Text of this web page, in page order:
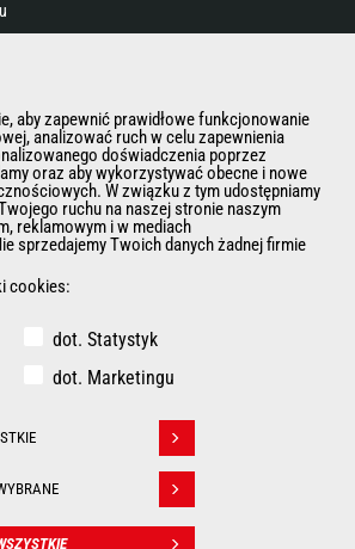
and Conditions of Sale
MANITOU
Machines
Informacje Politique de protection
aby zapewnić prawidłowe funkcjonowanie
analizować ruch w celu zapewnienia
doświadczenia poprzez
oraz aby wykorzystywać obecne i nowe
W związku z tym udostępniamy
ruchu na naszej stronie naszym
reklamowym i w mediach
sprzedajemy Twoich danych żadnej firmie
cookies:
dot. Statystyk
dot. Marketingu